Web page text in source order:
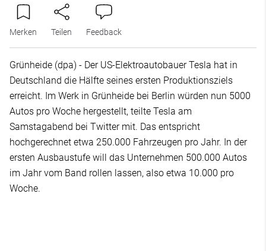
Merken Teilen Feedback
Grünheide (dpa) - Der US-Elektroautobauer Tesla hat in
Deutschland die Hälfte seines ersten Produktionsziels
erreicht. Im Werk in Grünheide bei Berlin würden nun 5000
Autos pro Woche hergestellt, teilte Tesla am
Samstagabend bei Twitter mit. Das entspricht
hochgerechnet etwa 250.000 Fahrzeugen pro Jahr. In der
ersten Ausbaustufe will das Unternehmen 500.000 Autos
im Jahr vom Band rollen lassen, also etwa 10.000 pro
Woche.